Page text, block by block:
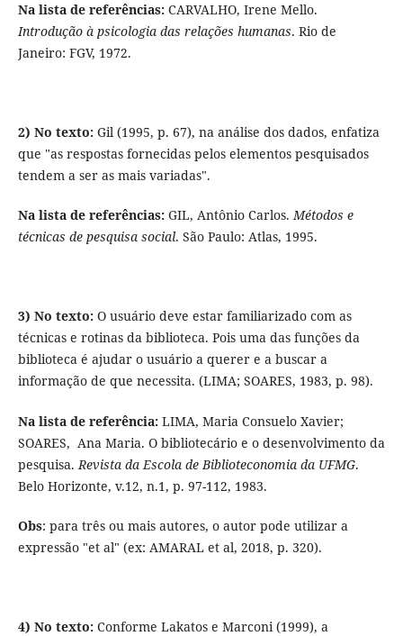
Na lista de referências:CARVALHO, Irene Mello.
Introdução à psicologia das relações humanas. Rio de
Janeiro: FGV, 1972.
2) No texto:Gil (1995, p. 67), na análise dos dados, enfatiza
que "as respostas fornecidas pelos elementos pesquisados
tendem a ser as mais variadas".
Na lista de referências:GIL, Antônio Carlos.Métodos e
técnicas de pesquisa social. São Paulo: Atlas, 1995.
3) No texto:O usuário deve estar familiarizado com as
técnicas e rotinas da biblioteca. Pois uma das funções da
biblioteca é ajudar o usuário a querer e a buscar a
informação de que necessita. (LIMA; SOARES, 1983, p. 98).
Na lista de referência:LIMA, Maria Consuelo Xavier;
SOARES, Ana Maria. O bibliotecário e o desenvolvimento da
pesquisa. Revista da Escola de Biblioteconomia da UFMG.
Belo Horizonte, v.12, n.1, p. 97-112, 1983.
Obs: para três ou mais autores, o autor pode utilizar a
expressão "et al" (ex: AMARAL et al, 2018, p. 320).
4) No texto:Conforme Lakatos e Marconi (1999), a